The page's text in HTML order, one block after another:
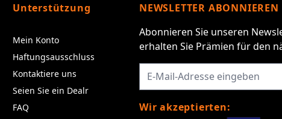
Unterstützung
Mein Konto
Haftungsausschluss
Kontaktiere uns
Seien Sie ein Dealr
FAQ
NEWSLETTER ABONNIEREN
Abonnieren Sie unseren
erhalten Sie Prämien für den
Wir akzeptierten: